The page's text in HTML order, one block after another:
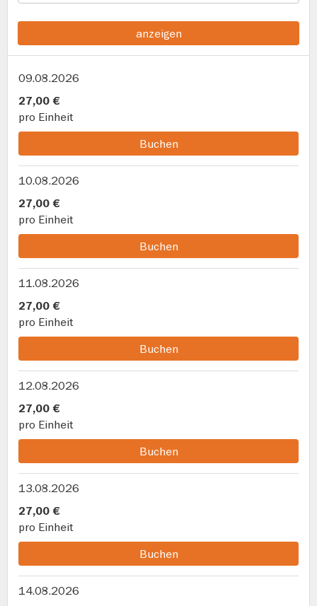
anzeigen
09.08.2026
27,00 €
pro Einheit
Buchen
10.08.2026
27,00 €
pro Einheit
Buchen
11.08.2026
27,00 €
pro Einheit
Buchen
12.08.2026
27,00 €
pro Einheit
Buchen
13.08.2026
27,00 €
pro Einheit
Buchen
14.08.2026